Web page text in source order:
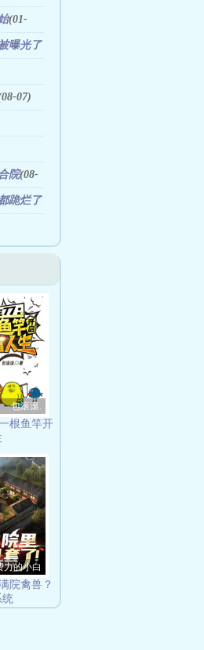
(01-
曝光了
07)
院(08-
跪烂了
包滚滚.
根鱼竿开
力的小白
院禽兽？
统